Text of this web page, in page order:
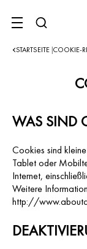
SITE MENU
STARTSEITE COOKIE-
WAS SIND
Cookies sind
Tablet oder
Internet,
Weitere
http://